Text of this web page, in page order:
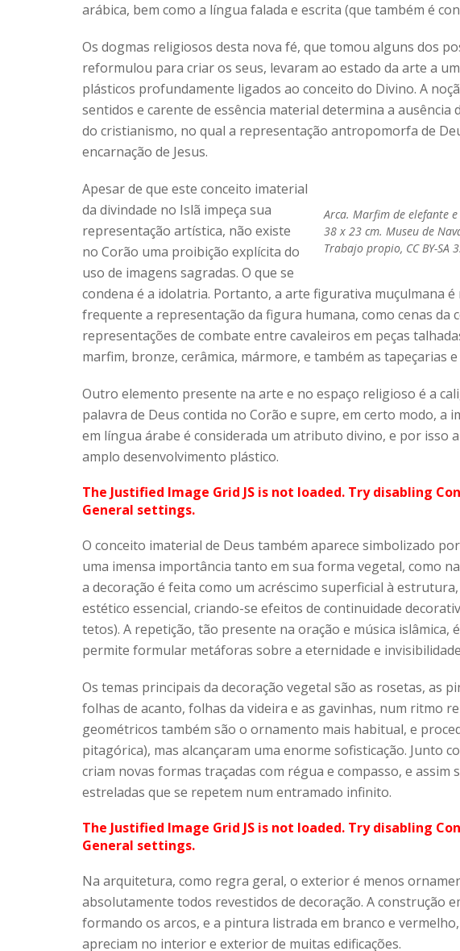
arábica, bem como a língua falada e escrita (que também é
Os dogmas religiosos desta nova fé, que tomou alguns dos
reformulou para criar os seus, levaram ao estado da arte a
plásticos profundamente ligados ao conceito do Divino. A
sentidos e carente de essência material determina a
do cristianismo, no qual a representação antropomorfa de
encarnação de Jesus.
Arca. Marfim de elefante
38 x 23 cm. Museu de
Trabajo propio, CC BY-SA
Apesar de que este conceito imaterial
da divindade no Islã impeça sua
representação artística, não existe
no Corão uma proibição explícita do
uso de imagens sagradas. O que se
condena é a idolatria. Portanto, a arte figurativa muçulmana é
frequente a representação da figura humana, como cenas da
representações de combate entre cavaleiros em peças
marfim, bronze, cerâmica, mármore, e também as tapeçarias e
Outro elemento presente na arte e no espaço religioso é a
palavra de Deus contida no Corão e supre, em certo modo, a
em língua árabe é considerada um atributo divino, e por isso
amplo desenvolvimento plástico.
The Justified Image Grid JS is not loaded. Try disabling
General settings.
O conceito imaterial de Deus também aparece simbolizado
uma imensa importância tanto em sua forma vegetal, como
a decoração é feita como um acréscimo superficial à
estético essencial, criando-se efeitos de continuidade
tetos). A repetição, tão presente na oração e música islâmica,
permite formular metáforas sobre a eternidade e
Os temas principais da decoração vegetal são as rosetas, as
folhas de acanto, folhas da videira e as gavinhas, num ritmo
geométricos também são o ornamento mais habitual, e
pitagórica), mas alcançaram uma enorme sofisticação. Junto
criam novas formas traçadas com régua e compasso, e
estreladas que se repetem num entramado infinito.
The Justified Image Grid JS is not loaded. Try disabling
General settings.
Na arquitetura, como regra geral, o exterior é menos
absolutamente todos revestidos de decoração. A construção
formando os arcos, e a pintura listrada em branco e
apreciam no interior e exterior de muitas edificações.